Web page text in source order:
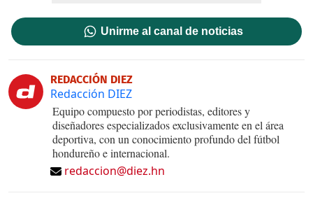
Unirme al canal de noticias
REDACCIÓN DIEZ
Redacción DIEZ
Equipo compuesto por periodistas, editores y
diseñadores especializados exclusivamente en el área
deportiva, con un conocimiento profundo del fútbol
hondureño e internacional.
redaccion@diez.hn